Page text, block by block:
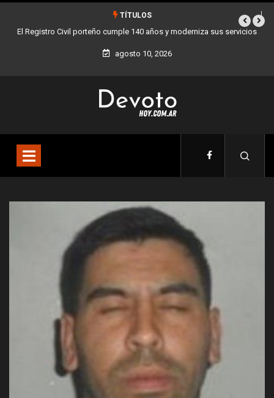
TÍTULOS
Buenos Aires sumó 12 nuevos Bares Notables y ya son 90 en toda
la Ciudad
agosto 10, 2026